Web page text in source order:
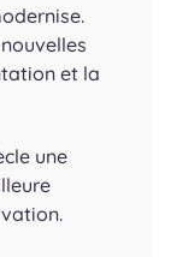
et la
une